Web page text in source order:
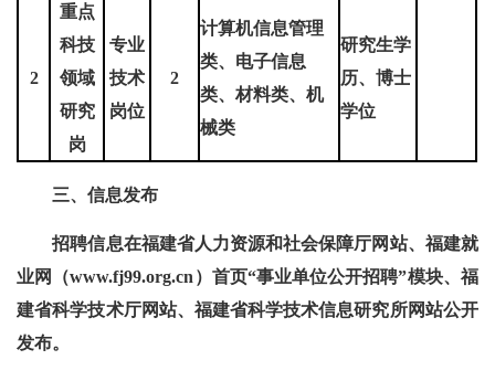
2
重点
科技
领域
研究
岗
专业
技术
岗位
2
计算机信息管理
类、电子信息
类、材料类、机
械类
研究生学
历、博士
学位
三、信息发布
招聘信息在福建省人力资源和社会保障厅网站、福建就
业网（www.fj99.org.cn）首页“事业单位公开招聘”模块、福
建省科学技术厅网站、福建省科学技术信息研究所网站公开
发布。